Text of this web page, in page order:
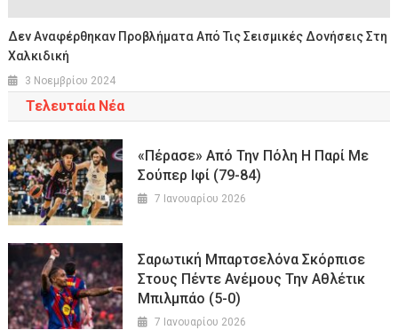
Δεν Αναφέρθηκαν Προβλήματα Από Τις Σεισμικές Δονήσεις Στη
Χαλκιδική
3 Νοεμβρίου 2024
Τελευταία Νέα
«Πέρασε» Από Την Πόλη Η Παρί Με
Σούπερ Ιφί (79-84)
7 Ιανουαρίου 2026
Σαρωτική Μπαρτσελόνα Σκόρπισε
Στους Πέντε Ανέμους Την Αθλέτικ
Μπιλμπάο (5-0)
7 Ιανουαρίου 2026